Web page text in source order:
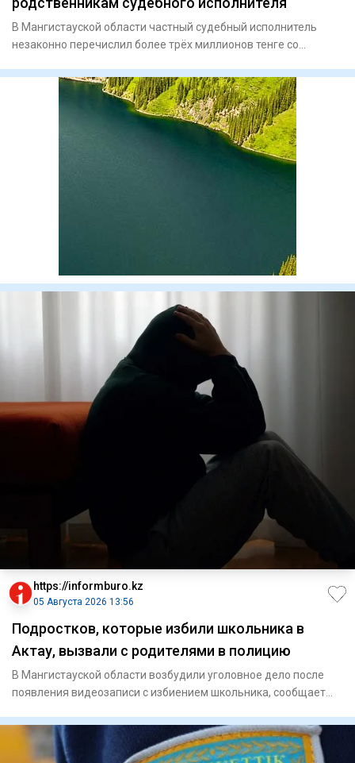
В Мангистауской области частный судебный исполнитель
незаконно перечислил более трёх миллионов тенге со
https://informburo.kz
05 Августа 2026 13:56
Подростков, которые избили школьника в
Актау, вызвали с родителями в полицию
В Мангистауской области возбудили уголовное дело после
появления видеозаписи с избиением школьника, сообщает